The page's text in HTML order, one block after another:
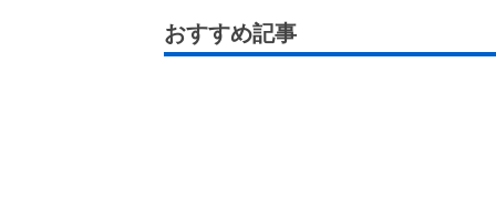
おすすめ記事